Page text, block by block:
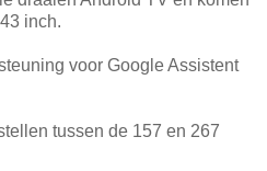
inch.
voor Google Assistent
tussen de 157 en 267